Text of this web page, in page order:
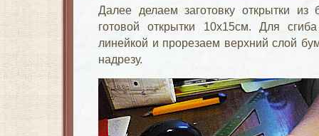
Далее делаем заготовку открытки из
готовой открытки 10х15см. Для
линейкой и прорезаем верхний слой
надрезу.